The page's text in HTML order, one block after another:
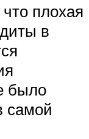
плохая
в
было
самой